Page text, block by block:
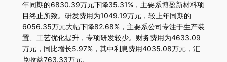
年同期的6830.39万元下降35.31%，主要系博盈新材料项
目终止所致。研发费用为1049.19万元，较上年同期的
6056.35万元大幅下降82.68%，主要系公司专注于生产装
置、工艺优化提升，专项研发较少。财务费用为4633.09
万元，同比增长5.97%，其中利息费用4035.08万元，汇
兑收益763.33万元。